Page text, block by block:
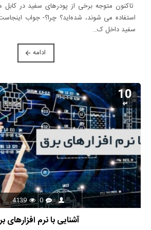
تاکنون متوجه برخی از پودرهای سفید در کابل
استفاده می شوند، شده‌اید؟ چرا؟- جواب
سفید داخل ک..
ادامه
10
مه‍
0
4139
آشنایی با نرم افزارهای